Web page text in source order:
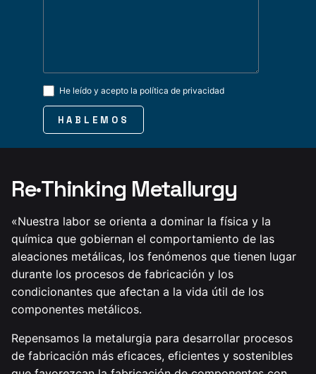
He leído y acepto la política de privacidad
HABLEMOS
Re·Thinking Metallurgy
«Nuestra labor se orienta a dominar la física y la
química que gobiernan el comportamiento de las
aleaciones metálicas, los fenómenos que tienen lugar
durante los procesos de fabricación y los
condicionantes que afectan a la vida útil de los
componentes metálicos.
Repensamos la metalurgia para desarrollar procesos
de fabricación más eficaces, eficientes y sostenibles